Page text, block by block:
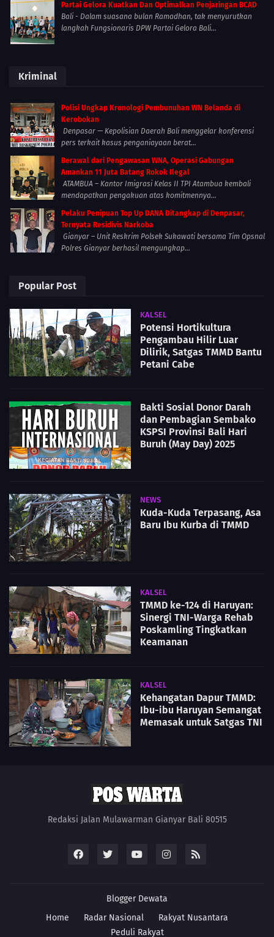
Partai Gelora Kuatkan Dan Optimalkan Penjaringan BCAD
Bali - Dalam suasana bulan Ramadhan, tak menyurutkan
langkah Fungsionaris DPW Partai Gelora Bali...
Kriminal
Polisi Ungkap Kronologi Pembunuhan WN Belanda di
Kerobokan
Denpasar — Kepolisian Daerah Bali menggelar konferensi
pers terkait kasus penganiayaan berat...
Berawal dari Pengawasan WNA, Operasi Gabungan
Amankan 11 Juta Batang Rokok Ilegal
ATAMBUA – Kantor Imigrasi Kelas II TPI Atambua kembali
mendapatkan pengakuan atas komitmennya...
Pelaku Penipuan Top Up DANA Ditangkap di Denpasar,
Ternyata Residivis Narkoba
Gianyar – Unit Reskrim Polsek Sukawati bersama Tim Opsnal
Polres Gianyar berhasil mengungkap...
Popular Post
KALSEL
Potensi Hortikultura
Pengambau Hilir Luar
Dilirik, Satgas TMMD Bantu
Petani Cabe
Bakti Sosial Donor Darah
dan Pembagian Sembako
KSPSI Provinsi Bali Hari
Buruh (May Day) 2025
NEWS
Kuda-Kuda Terpasang, Asa
Baru Ibu Kurba di TMMD
KALSEL
TMMD ke-124 di Haruyan:
Sinergi TNI-Warga Rehab
Poskamling Tingkatkan
Keamanan
KALSEL
Kehangatan Dapur TMMD:
Ibu-ibu Haruyan Semangat
Memasak untuk Satgas TNI
Redaksi Jalan Mulawarman Gianyar Bali 80515
Blogger Dewata
Home
Radar Nasional
Rakyat Nusantara
Peduli Rakyat